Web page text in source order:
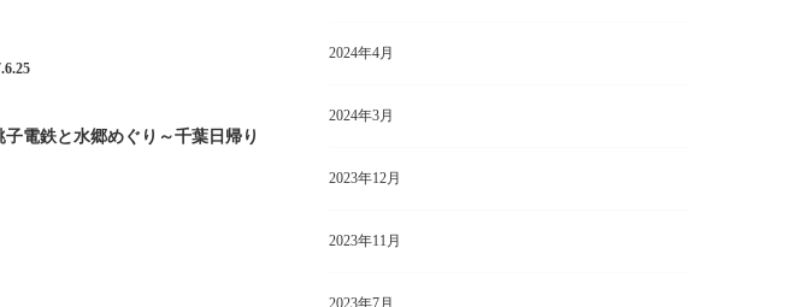
子電鉄と水郷めぐり～千葉日帰り
2024年4月
2024年3月
2023年12月
2023年11月
2023年7月